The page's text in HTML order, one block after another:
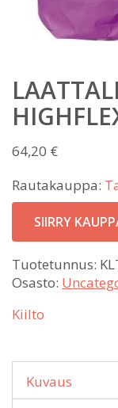
64,20 €
Rautakauppa:
SIIRRY
Tuotetunnus:
Osasto:
Kiilto
Kuvaus